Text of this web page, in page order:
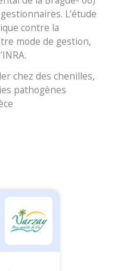
L’étude
contre la
mode de gestion,
chez des chenilles,
pathogènes